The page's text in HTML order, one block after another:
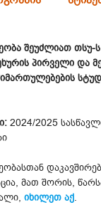
შეუძლიათ თსუ-ს
პირველი და
2024/2025
მათ შორის,
იხილეთ აქ.